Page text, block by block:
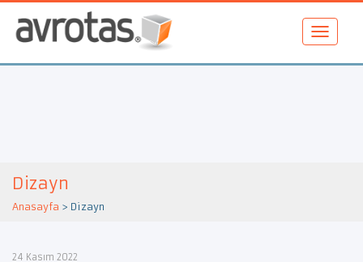
Dizayn
Anasayfa > Dizayn
24 Kasım 2022